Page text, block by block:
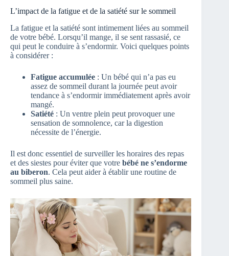
L’impact de la fatigue et de la satiété sur le sommeil
La fatigue et la satiété sont intimement liées au sommeil
de votre bébé. Lorsqu’il mange, il se sent rassasié, ce
qui peut le conduire à s’endormir. Voici quelques points
à considérer :
Fatigue accumulée : Un bébé qui n’a pas eu
assez de sommeil durant la journée peut avoir
tendance à s’endormir immédiatement après avoir
mangé.
Satiété : Un ventre plein peut provoquer une
sensation de somnolence, car la digestion
nécessite de l’énergie.
Il est donc essentiel de surveiller les horaires des repas
et des siestes pour éviter que votre bébé ne s’endorme
au biberon. Cela peut aider à établir une routine de
sommeil plus saine.